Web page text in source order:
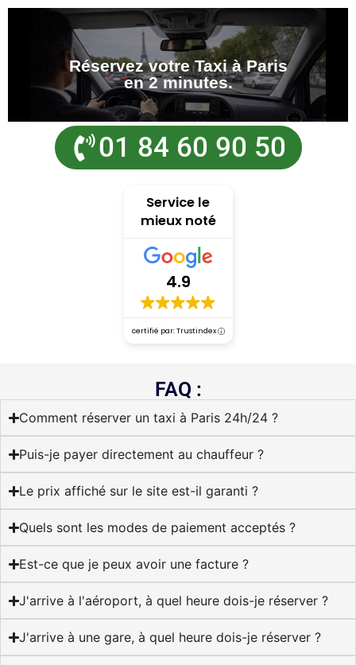
Réservez votre Taxi à Paris
en 2 minutes.
01 84 60 90 50
Service le
mieux noté
4.9
certifié par: Trustindex
FAQ :
Comment réserver un taxi à Paris 24h/24 ?
Puis-je payer directement au chauffeur ?
Le prix affiché sur le site est-il garanti ?
Quels sont les modes de paiement acceptés ?
Est-ce que je peux avoir une facture ?
J'arrive à l'aéroport, à quel heure dois-je réserver ?
J'arrive à une gare, à quel heure dois-je réserver ?